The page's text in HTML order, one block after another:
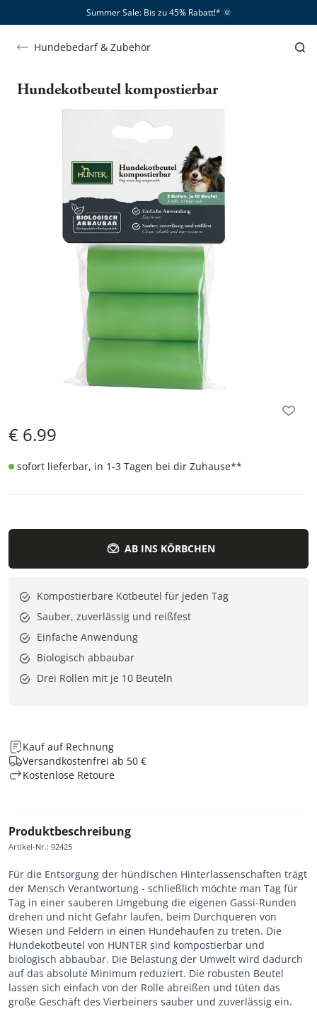
Summer Sale: Bis zu 45% Rabatt!*​ 🌞
Hundebedarf & Zubehör
Hundekotbeutel kompostierbar
€ 6.99
sofort lieferbar, in 1-3 Tagen bei dir Zuhause**
AB INS KÖRBCHEN
Kompostierbare Kotbeutel für jeden Tag
Sauber, zuverlässig und reißfest
Einfache Anwendung
Biologisch abbaubar
Drei Rollen mit je 10 Beuteln
Kauf auf Rechnung
Versandkostenfrei ab 50 €
Kostenlose Retoure
Produktbeschreibung
Artikel-Nr.: 92425
Für die Entsorgung der hündischen Hinterlassenschaften trägt
der Mensch Verantwortung - schließlich möchte man Tag für
Tag in einer sauberen Umgebung die eigenen Gassi-Runden
drehen und nicht Gefahr laufen, beim Durchqueren von
Wiesen und Feldern in einen Hundehaufen zu treten. Die
Hundekotbeutel von HUNTER sind kompostierbar und
biologisch abbaubar. Die Belastung der Umwelt wird dadurch
auf das absolute Minimum reduziert. Die robusten Beutel
lassen sich einfach von der Rolle abreißen und tüten das
große Geschäft des Vierbeiners sauber und zuverlässig ein.